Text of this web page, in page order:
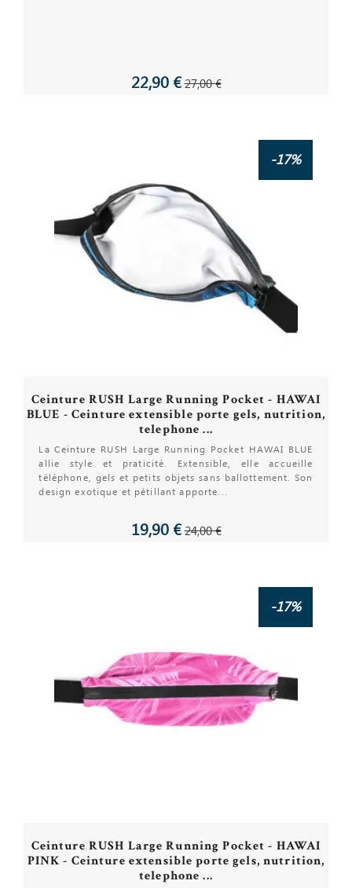
22,90 €27,00 €
-17%
Ceinture RUSH Large Running Pocket - HAWAI
BLUE - Ceinture extensible porte gels, nutrition,
telephone ...
La Ceinture RUSH Large Running Pocket HAWAI BLUE
allie style et praticité. Extensible, elle accueille
téléphone, gels et petits objets sans ballottement. Son
design exotique et pétillant apporte...
19,90 €24,00 €
-17%
Ceinture RUSH Large Running Pocket - HAWAI
PINK - Ceinture extensible porte gels, nutrition,
telephone ...